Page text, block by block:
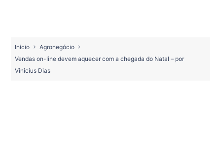
Início
Agronegócio
Vendas on-line devem aquecer com a chegada do Natal – por
Vinicius Dias